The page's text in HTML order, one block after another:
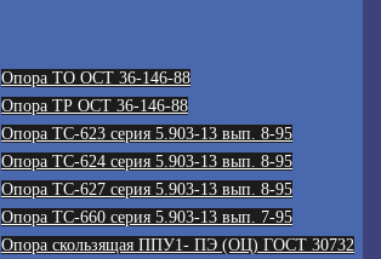
Опора ТО ОСТ 36-146-88
Опора ТР ОСТ 36-146-88
Опора ТС-623 серия 5.903-13 вып. 8-95
Опора ТС-624 серия 5.903-13 вып. 8-95
Опора ТС-627 серия 5.903-13 вып. 8-95
Опора ТС-660 серия 5.903-13 вып. 7-95
Опора скользящая ППУ1- ПЭ (ОЦ) ГОСТ 30732